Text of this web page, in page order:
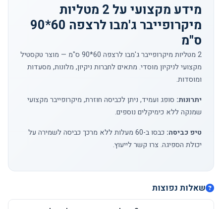
מידע מקצועי על 2 מטליות
מיקרופייבר ג'מבו לרצפה 60*90
ס"מ
2 מטליות מיקרופייבר ג'מבו לרצפה 60*90 ס"מ — מוצר טקסטיל
מקצועי לניקיון מוסדי. מתאים לחברות ניקיון, מלונות, מסעדות
ומוסדות.
יתרונות: סופג ועמיד, ניתן לכביסה חוזרת, מיקרופייבר מקצועי
שמנקה ללא כימיקלים נוספים.
טיפ כביסה:
כבסו ב-60 מעלות ללא מרכך כביסה לשמירה על
יכולת הספיגה. צרו קשרלייעוץ.
שאלות נפוצות